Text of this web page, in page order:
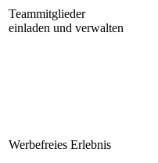
Teammitglieder
einladen und verwalten
Werbefreies Erlebnis